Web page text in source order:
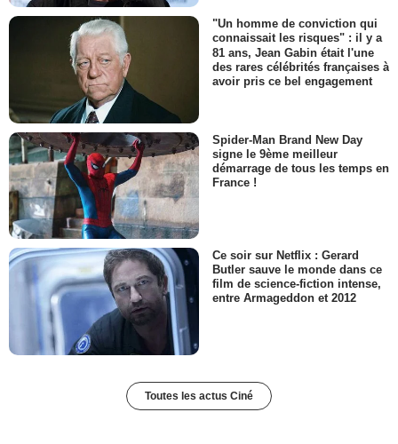
"Un homme de conviction qui
connaissait les risques" : il y a
81 ans, Jean Gabin était l'une
des rares célébrités françaises à
avoir pris ce bel engagement
Spider-Man Brand New Day
signe le 9ème meilleur
démarrage de tous les temps en
France !
Ce soir sur Netflix : Gerard
Butler sauve le monde dans ce
film de science-fiction intense,
entre Armageddon et 2012
Toutes les actus Ciné